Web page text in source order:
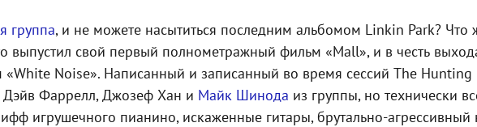
группа, и не можете насытиться последним альбомом Linkin Park?
выпустил свой первый полнометражный фильм «Mall», и в честь
Noise». Написанный и записанный во время сессий The
Дэйв Фаррелл, Джозеф Хан и Майк Шинода из группы, но технически
игрушечного пианино, искаженные гитары, брутально-